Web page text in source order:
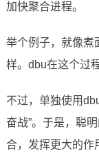
加快聚合进程。
举个例子，就像煮
样。dbu在这个过
不过，单独使用
奋战”。于是，聪
合，发挥更大的作